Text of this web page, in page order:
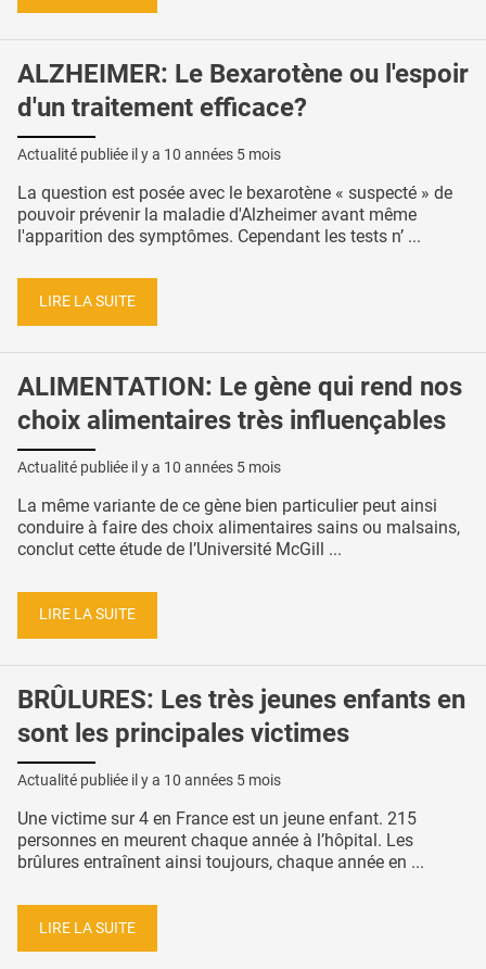
ALZHEIMER: Le Bexarotène ou l'espoir
d'un traitement efficace?
Actualité publiée il y a 10 années 5 mois
La question est posée avec le bexarotène « suspecté » de
pouvoir prévenir la maladie d'Alzheimer avant même
l'apparition des symptômes. Cependant les tests n’ ...
LIRE LA SUITE
ALIMENTATION: Le gène qui rend nos
choix alimentaires très influençables
Actualité publiée il y a 10 années 5 mois
La même variante de ce gène bien particulier peut ainsi
conduire à faire des choix alimentaires sains ou malsains,
conclut cette étude de l’Université McGill ...
LIRE LA SUITE
BRÛLURES: Les très jeunes enfants en
sont les principales victimes
Actualité publiée il y a 10 années 5 mois
Une victime sur 4 en France est un jeune enfant. 215
personnes en meurent chaque année à l’hôpital. Les
brûlures entraînent ainsi toujours, chaque année en ...
LIRE LA SUITE